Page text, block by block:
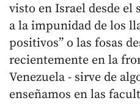
visto en Israel desde
a la impunidad de los
positivos” o las fosas
recientemente en la
Venezuela - sirve de
enseñamos en las